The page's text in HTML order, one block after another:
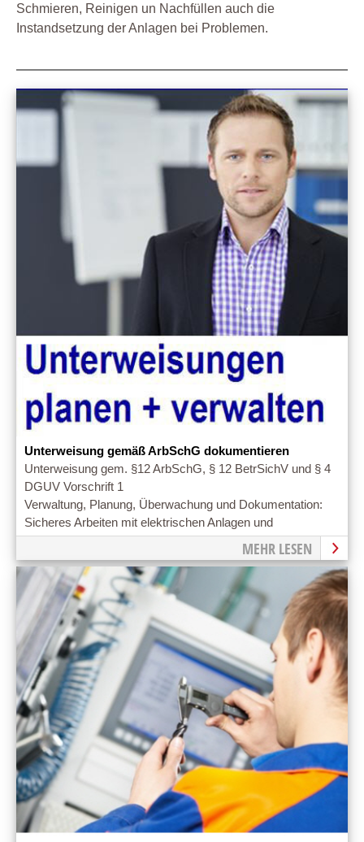
Schmieren, Reinigen un Nachfüllen auch die
Instandsetzung der Anlagen bei Problemen.
Unterweisung gemäß ArbSchG dokumentieren
Unterweisung gem. §12 ArbSchG, § 12 BetrSichV und § 4
DGUV Vorschrift 1
Verwaltung, Planung, Überwachung und Dokumentation:
Sicheres Arbeiten mit elektrischen Anlagen und
Betriebsmitteln
MEHR LESEN